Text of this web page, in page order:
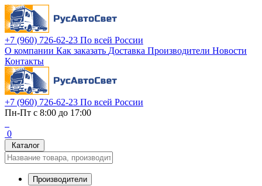
+7 (960) 726-62-23 По всей России
О компании Как заказать Доставка Производители Новости
Контакты
+7 (960) 726-62-23 По всей России
Пн-Пт с 8:00 до 17:00
0
Каталог
Производители